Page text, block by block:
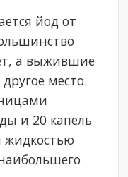
йод от
а выжившие
место.
и 20 капель
жидкостью